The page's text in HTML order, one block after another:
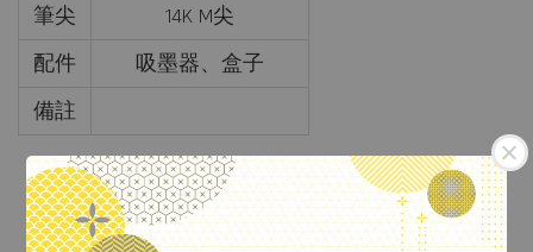
筆尖
14K M尖
配件
吸墨器、盒子
備註